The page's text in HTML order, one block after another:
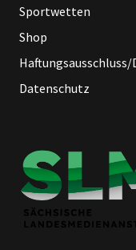
Sportwetten
Shop
Datenschutz